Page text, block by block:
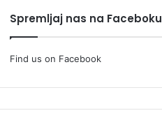
Spremljaj nas na Faceboku
Find us on Facebook